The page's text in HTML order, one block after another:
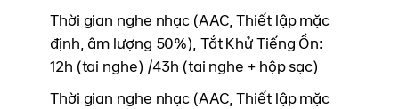
Thời gian nghe nhạc (AAC, Thiết lập mặc
định, âm lượng 50%), Tắt Khử Tiếng Ồn:
12h (tai nghe) /43h (tai nghe + hộp sạc)
Thời gian nghe nhạc (AAC, Thiết lập mặc